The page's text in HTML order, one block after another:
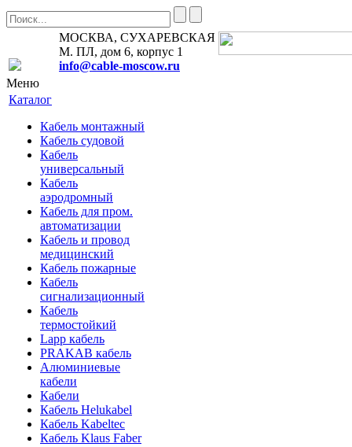
МОСКВА, СУХАРЕВСКАЯ
М. ПЛ, дом 6, корпус 1
info@cable-moscow.ru
Меню
Каталог
Кабель монтажный
Кабель судовой
Кабель
универсальный
Кабель
аэродромный
Кабель для пром.
автоматизации
Кабель и провод
медицинский
Кабель пожарные
Кабель
сигнализационный
Кабель
термостойкий
Lapp кабель
PRAKAB кабель
Алюминиевые
кабели
Кабели
Кабель Helukabel
Кабель Kabeltec
Кабель Klaus Faber